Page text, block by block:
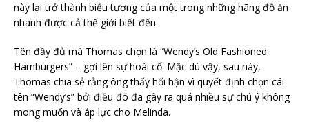
này lại trở thành biểu tượng của một trong những hãng đồ ăn
nhanh được cả thế giới biết đến.
Tên đầy đủ mà Thomas chọn là “Wendy’s Old Fashioned
Hamburgers” – gợi lên sự hoài cổ. Mặc dù vậy, sau này,
Thomas chia sẻ rằng ông thấy hối hận vì quyết định chọn cái
tên “Wendy’s” bởi điều đó đã gây ra quá nhiều sự chú ý không
mong muốn và áp lực cho Melinda.